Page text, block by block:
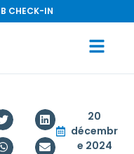
CHECK-IN
20
décembr
e 2024